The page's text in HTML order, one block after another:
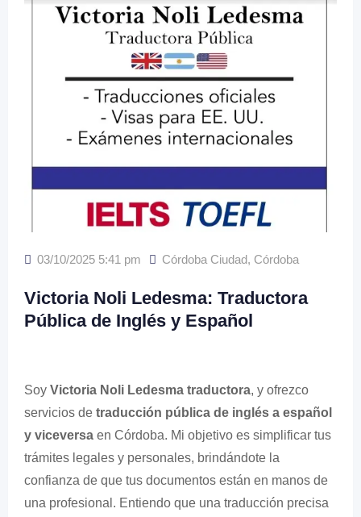
03/10/2025 5:41 pm Córdoba Ciudad, Córdoba
Victoria Noli Ledesma: Traductora
Pública de Inglés y Español
Soy Victoria Noli Ledesma traductora, y ofrezco
servicios de traducción pública de inglés a español
y viceversa en Córdoba. Mi objetivo es simplificar tus
trámites legales y personales, brindándote la
confianza de que tus documentos están en manos de
una profesional. Entiendo que una traducción precisa